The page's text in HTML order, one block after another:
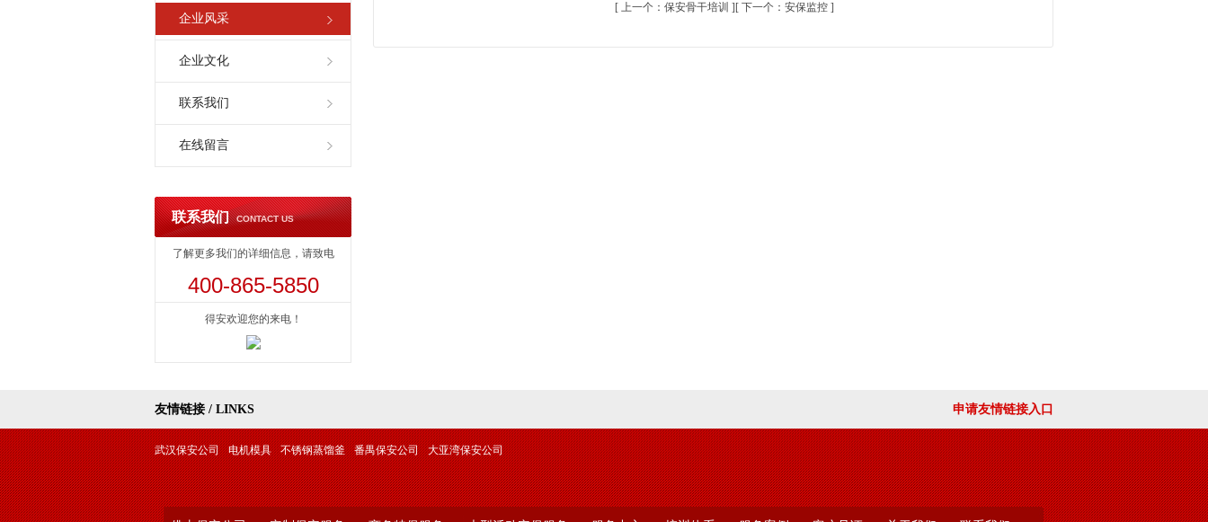
企业风采
企业文化
联系我们
在线留言
联系我们 CONTACT US
了解更多我们的详细信息，请致电
400-865-5850
得安欢迎您的来电！
[ 上一个： 保安骨干培训 ][ 下一个： 安保监控]
友情链接 / LINKS 申请友情链接入口
武汉保安公司 电机模具 不锈钢蒸馏釜 番禺保安公司 大亚湾保安公司